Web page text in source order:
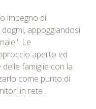
impegno di
appoggiandosi
Le
aperto ed
famiglie con la
come punto di
in rete.